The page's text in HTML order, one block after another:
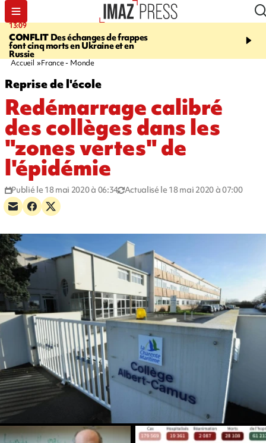
13:09
CONFLIT Des échanges de frappes
font cinq morts en Ukraine et en
Russie
17:14
Quatre
européennes pour les
Accueil France - Monde
Reprise de l'école
Redémarrage calibré
des collèges dans les
"zones vertes" de
l'épidémie
Publié le 18 mai 2020 à 06:34 Actualisé le 18 mai 2020 à 07:00